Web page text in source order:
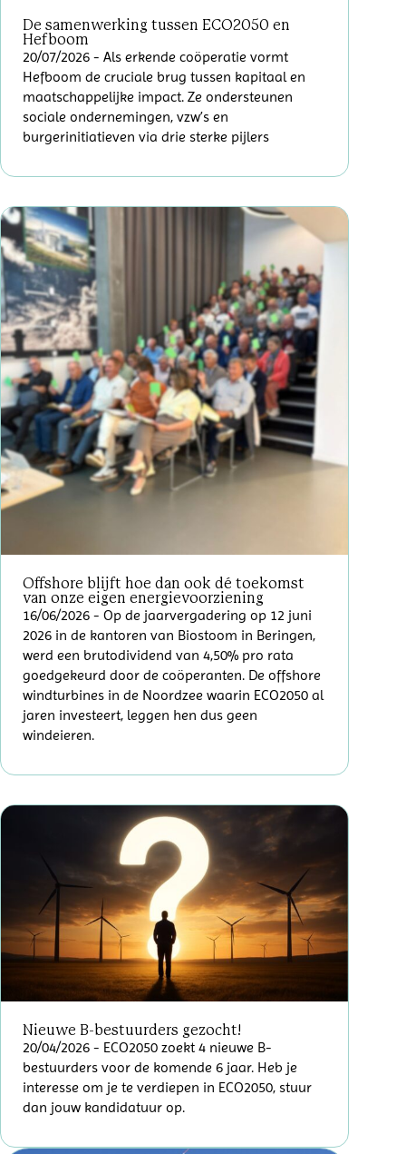
De samenwerking tussen ECO2050 en
Hefboom
20/07/2026 - Als erkende coöperatie vormt
Hefboom de cruciale brug tussen kapitaal en
maatschappelijke impact. Ze ondersteunen
sociale ondernemingen, vzw’s en
burgerinitiatieven via drie sterke pijlers
Offshore blijft hoe dan ook dé toekomst
van onze eigen energievoorziening
16/06/2026 - Op de jaarvergadering op 12 juni
2026 in de kantoren van Biostoom in Beringen,
werd een brutodividend van 4,50% pro rata
goedgekeurd door de coöperanten. De offshore
windturbines in de Noordzee waarin ECO2050 al
jaren investeert, leggen hen dus geen
windeieren.
Nieuwe B-bestuurders gezocht!
20/04/2026 - ECO2050 zoekt 4 nieuwe B-
bestuurders voor de komende 6 jaar. Heb je
interesse om je te verdiepen in ECO2050, stuur
dan jouw kandidatuur op.